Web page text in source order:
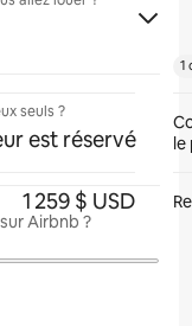
seuls ?
est réservé
Airbnb ?
1 259 $ USD
1
le